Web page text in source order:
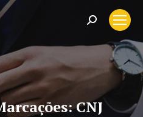
Search:
CNJ